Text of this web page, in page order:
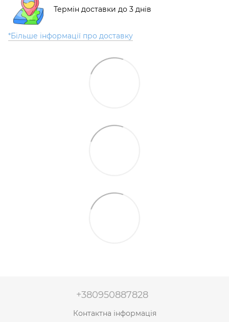
Термін доставки до 3 днів
*Більше інформації про доставку
+380950887828
Контактна інформація